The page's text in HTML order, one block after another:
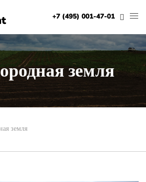
+7 (495) 001-47-01
земля
земля